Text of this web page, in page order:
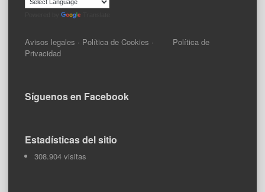
Avisos legales · Política de Cookies · Política de
Privacidad
Síguenos en Facebook
Estadísticas del sitio
308.904 visitas